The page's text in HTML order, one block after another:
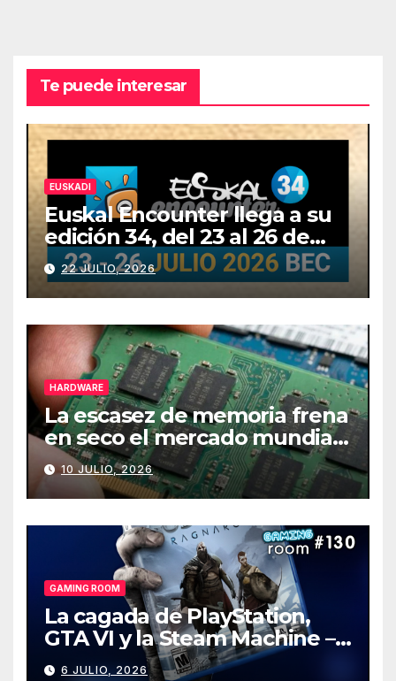
Te puede interesar
EUSKADI
Euskal Encounter llega a su
edición 34, del 23 al 26 de
julio
22 JULIO, 2026
HARDWARE
La escasez de memoria frena
en seco el mercado mundial
de PCs
10 JULIO, 2026
GAMING ROOM
La cagada de PlayStation,
GTA VI y la Steam Machine –
Gaming Room #130
6 JULIO, 2026